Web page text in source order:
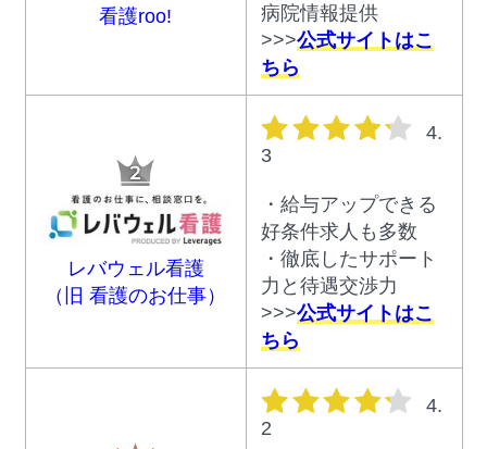
看護roo!
病院情報提供
>>>公式サイトはこ
ちら
レバウェル看護
（旧 看護のお仕事）
星の数
4.
3
・給与アップできる
好条件求人も多数
・徹底したサポート
力と待遇交渉力
>>>公式サイトはこ
ちら
星の数
4.
2